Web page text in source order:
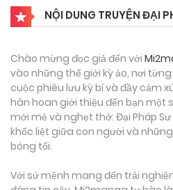
NỘI DUNG TRUYỆN ĐẠI
Chào mừng đọc giả đến với
vào những thế giới kỳ ảo, nơi
cuộc phiêu lưu kỳ bí và đầy cảm
hân hoan giới thiệu đến bạn một
mới mẻ và nghẹt thở: Đại Pháp
khốc liệt giữa con người và
bóng tối.
Với sứ mệnh mang đến trải